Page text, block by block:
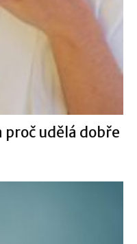
udělá dobře